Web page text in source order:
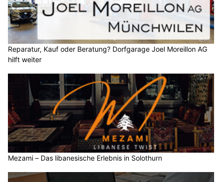
Reparatur, Kauf oder Beratung? Dorfgarage Joel Moreillon AG
hilft weiter
Mezami – Das libanesische Erlebnis in Solothurn